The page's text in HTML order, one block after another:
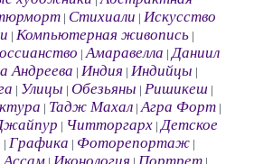
| Стихиали Искусство
|Компьютерная живопись
|Амаравелла |Даниил
Андреева |Индия |Индийцы
Улицы |Обезьяны |Ришикеш
Тадж Махал|Агра Форт|
Читторгарх|Детское
Графика Фоторепортаж|